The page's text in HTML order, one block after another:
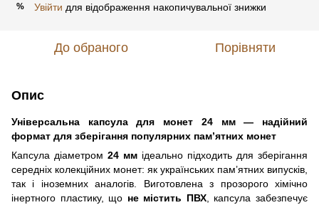
% Увійти для відображення накопичувальної знижки
До обраного Порівняти
Опис
Універсальна капсула для монет 24 мм — надійний
формат для зберігання популярних пам’ятних монет
Капсула діаметром 24 мм ідеально підходить для зберігання
середніх колекційних монет: як українських пам’ятних випусків,
так і іноземних аналогів. Виготовлена з прозорого хімічно
інертного пластику, що не містить ПВХ, капсула забезпечує